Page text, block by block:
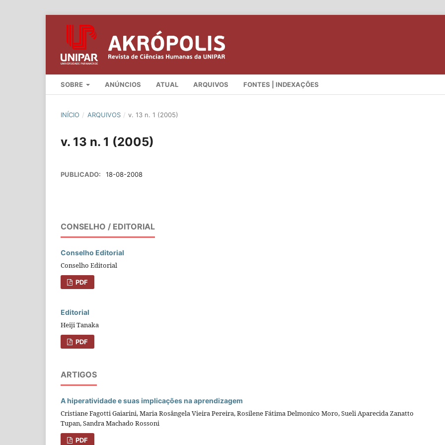
SOBRE ANÚNCIOS ATUAL ARQUIVOS FONTES | INDEXAÇÕES
INÍCIO / ARQUIVOS / v. 13 n. 1 (2005)
v. 13 n. 1 (2005)
PUBLICADO: 18-08-2008
CONSELHO / EDITORIAL
Conselho Editorial
Conselho Editorial
PDF
Editorial
Heiji Tanaka
PDF
ARTIGOS
A hiperatividade e suas implicações na aprendizagem
Cristiane Fagotti Gaiarini, Maria Rosângela Vieira Pereira, Rosilene Fátima Delmonico Moro, Sueli Aparecida Zanatto
Tupan, Sandra Machado Rossoni
PDF